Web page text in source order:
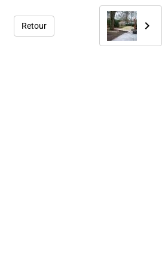
Retour